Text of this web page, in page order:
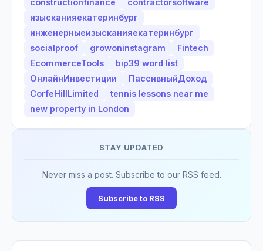
constructionfinance
contractorsoftware
изысканияекатеринбург
инженерныеизысканияекатеринбург
socialproof
growoninstagram
Fintech
EcommerceTools
bip39 word list
ОнлайнИнвестиции
ПассивныйДоход
CorfeHillLimited
tennis lessons near me
new property in London
STAY UPDATED
Never miss a post. Subscribe to our RSS feed.
Subscribe to RSS